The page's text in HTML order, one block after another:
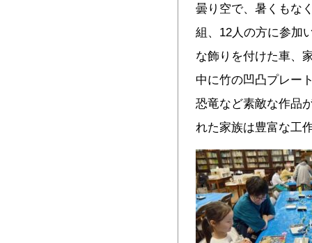
曇り空で、暑くもな
組、12人の方に参加
な飾りを付けた車、
中に竹の凹凸プレー
恐竜など素敵な作品
れた家族は豊富な工